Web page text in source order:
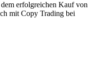
erfolgreichen Kauf von
mit Copy Trading bei